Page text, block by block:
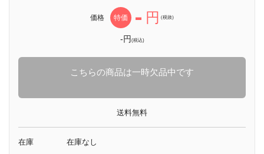
価格 特価 - 円 (税抜)
-円(税込)
こちらの商品は一時欠品中です
送料無料
在庫 在庫なし